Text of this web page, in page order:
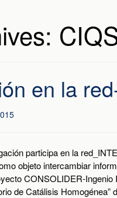
en la
participa en la
objeto intercambiar
CONSOLIDER-
de Catálisis